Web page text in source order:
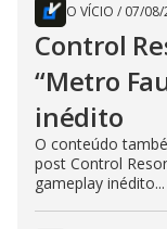
O VÍCIO / 07/
Control
“Metro
inédito
O conteúdo
post Control
gameplay inédito...